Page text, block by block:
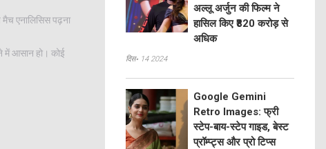
एनालिसिस पढ़ना
में आसान हो। कोई
अल्लू अर्जुन की फिल्म ने
हासिल किए ₹820 करोड़ से
अधिक
दिस॰ 14 2024
Google Gemini
Retro Images: फ्री
स्टेप-बाय-स्टेप गाइड, बेस्ट
प्रॉम्प्ट्स और प्रो टिप्स